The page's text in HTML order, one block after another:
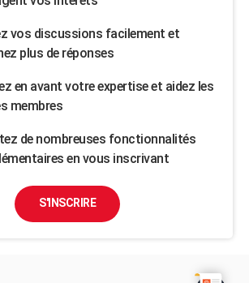
vos discussions facilement et
plus de réponses
en avant votre expertise et aidez les
membres
de nombreuses fonctionnalités
en vous inscrivant
S'INSCRIRE